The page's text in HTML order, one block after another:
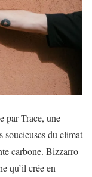
par Trace, une
soucieuses du climat
carbone. Bizzarro
qu’il crée en